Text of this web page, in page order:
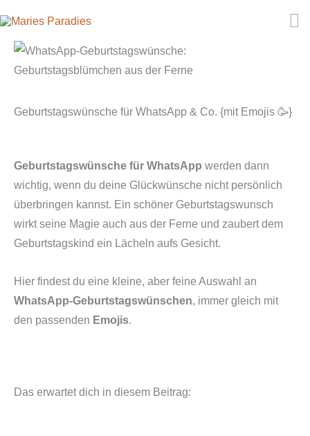
Inhalt
springen
Geburtstagswünsche für WhatsApp & Co. {mit Emojis 🥳}
Geburtstagswünsche für WhatsApp werden dann
wichtig, wenn du deine Glückwünsche nicht persönlich
überbringen kannst. Ein schöner Geburtstagswunsch
wirkt seine Magie auch aus der Ferne und zaubert dem
Geburtstagskind ein Lächeln aufs Gesicht.
Hier findest du eine kleine, aber feine Auswahl an
WhatsApp-Geburtstagswünschen, immer gleich mit
den passenden Emojis.
Das erwartet dich in diesem Beitrag: